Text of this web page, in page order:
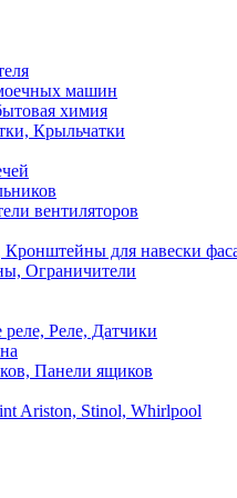
машин
химия
Крыльчатки
вентиляторов
Кронштейны для навески
Ограничители
Реле, Датчики
Панели ящиков
Ariston, Stinol, Whirlpool